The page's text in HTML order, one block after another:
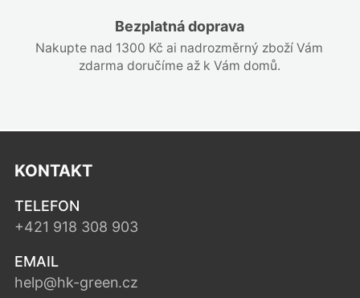
Bezplatná doprava
Nakupte nad 1300 Kč ai nadrozměrný zboží Vám
zdarma doručíme až k Vám domů.
KONTAKT
TELEFON
+421 918 308 903
EMAIL
help@hk-green.cz